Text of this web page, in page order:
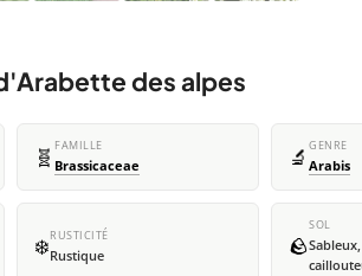
des alpes
🧬 FAMILLE
Brassicaceae 🔬 GENRE
Arabis
❄️RUSTICITÉ
Rustique 🪨
SOL